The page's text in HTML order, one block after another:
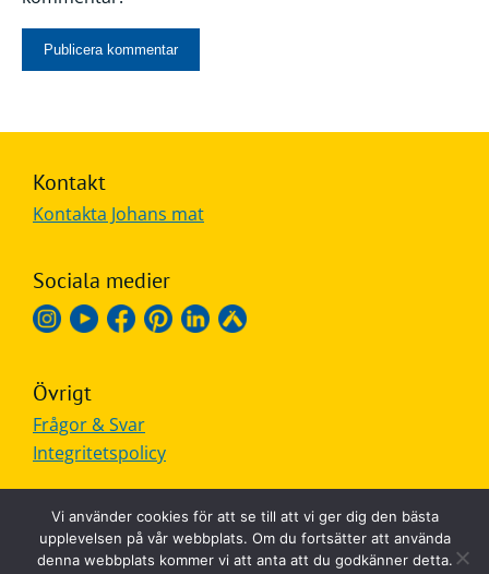
Kontakt
Kontakta Johans mat
Sociala medier
Övrigt
Frågor & Svar
Integritetspolicy
Vi använder cookies för att se till att vi ger dig den bästa
upplevelsen på vår webbplats. Om du fortsätter att använda
denna webbplats kommer vi att anta att du godkänner detta.